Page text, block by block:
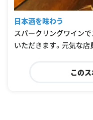
日本酒を味わう
スパークリングワイン
いただきます。元気な店
この